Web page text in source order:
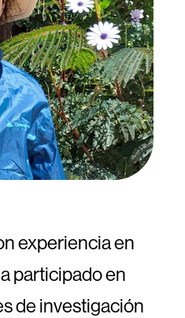
experiencia en
participado en
de investigación